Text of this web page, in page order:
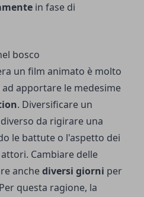
in fase di
bosco
un film animato è molto
apportare le medesime
. Diversificare un
da rigirare una
le battute o l'aspetto dei
Cambiare delle
anchediversi giorni per
questa ragione, la